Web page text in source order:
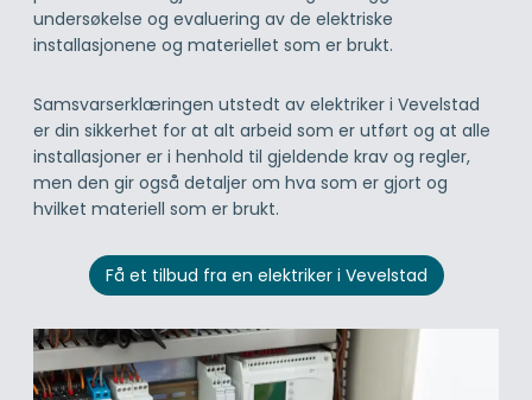
undersøkelse og evaluering av de elektriske
installasjonene og materiellet som er brukt.
Samsvarserklæringen utstedt av elektriker i Vevelstad
er din sikkerhet for at alt arbeid som er utført og at alle
installasjoner er i henhold til gjeldende krav og regler,
men den gir også detaljer om hva som er gjort og
hvilket materiell som er brukt.
Få et tilbud fra en elektriker i Vevelstad